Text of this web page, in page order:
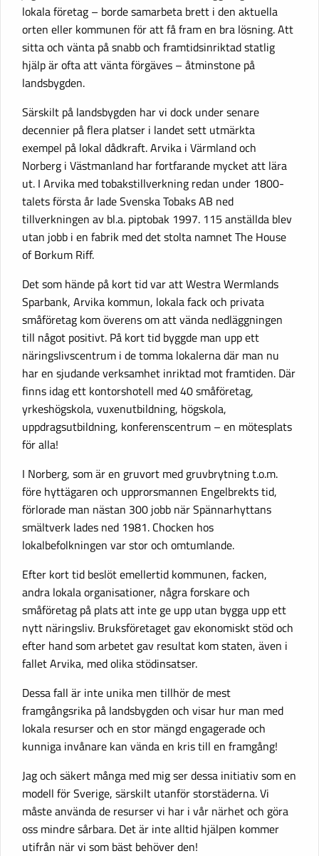
lokala företag – borde samarbeta brett i den aktuella
orten eller kommunen för att få fram en bra lösning. Att
sitta och vänta på snabb och framtidsinriktad statlig
hjälp är ofta att vänta förgäves – åtminstone på
landsbygden.
Särskilt på landsbygden har vi dock under senare
decennier på flera platser i landet sett utmärkta
exempel på lokal dådkraft. Arvika i Värmland och
Norberg i Västmanland har fortfarande mycket att lära
ut. I Arvika med tobakstillverkning redan under 1800-
talets första år lade Svenska Tobaks AB ned
tillverkningen av bl.a. piptobak 1997. 115 anställda blev
utan jobb i en fabrik med det stolta namnet The House
of Borkum Riff.
Det som hände på kort tid var att Westra Wermlands
Sparbank, Arvika kommun, lokala fack och privata
småföretag kom överens om att vända nedläggningen
till något positivt. På kort tid byggde man upp ett
näringslivscentrum i de tomma lokalerna där man nu
har en sjudande verksamhet inriktad mot framtiden. Där
finns idag ett kontorshotell med 40 småföretag,
yrkeshögskola, vuxenutbildning, högskola,
uppdragsutbildning, konferenscentrum – en mötesplats
för alla!
I Norberg, som är en gruvort med gruvbrytning t.o.m.
före hyttägaren och upprorsmannen Engelbrekts tid,
förlorade man nästan 300 jobb när Spännarhyttans
smältverk lades ned 1981. Chocken hos
lokalbefolkningen var stor och omtumlande.
Efter kort tid beslöt emellertid kommunen, facken,
andra lokala organisationer, några forskare och
småföretag på plats att inte ge upp utan bygga upp ett
nytt näringsliv. Bruksföretaget gav ekonomiskt stöd och
efter hand som arbetet gav resultat kom staten, även i
fallet Arvika, med olika stödinsatser.
Dessa fall är inte unika men tillhör de mest
framgångsrika på landsbygden och visar hur man med
lokala resurser och en stor mängd engagerade och
kunniga invånare kan vända en kris till en framgång!
Jag och säkert många med mig ser dessa initiativ som en
modell för Sverige, särskilt utanför storstäderna. Vi
måste använda de resurser vi har i vår närhet och göra
oss mindre sårbara. Det är inte alltid hjälpen kommer
utifrån när vi som bäst behöver den!